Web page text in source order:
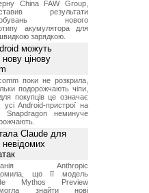
China FAW Group,
результати
нового
акумулятора для
зарядкою.
можуть
цінову
поки не розкрила,
подорожчають чіпи,
покупців це означає
усі Android-пристрої на
Snapdragon неминуче
Claude для
Anthropic
що її модель
Mythos Preview
знайти нові